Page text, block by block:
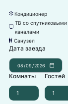
뀸 Кондиционер
넎
ТВ со спутниковыми
каналами
댃 Санузел
Дата заезда
Комнаты Гостей